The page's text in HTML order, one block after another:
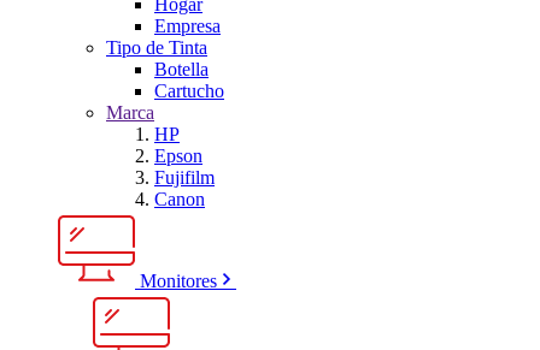
Empresa
Tipo de Tinta
Botella
Cartucho
Marca
HP
Epson
Fujifilm
Canon
Monitores